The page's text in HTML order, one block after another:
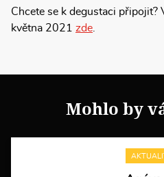
Chcete se k degustaci připojit?
května 2021 zde
Mohlo by